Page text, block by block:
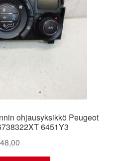
ohjausyksikkö Peugeot
6451Y3